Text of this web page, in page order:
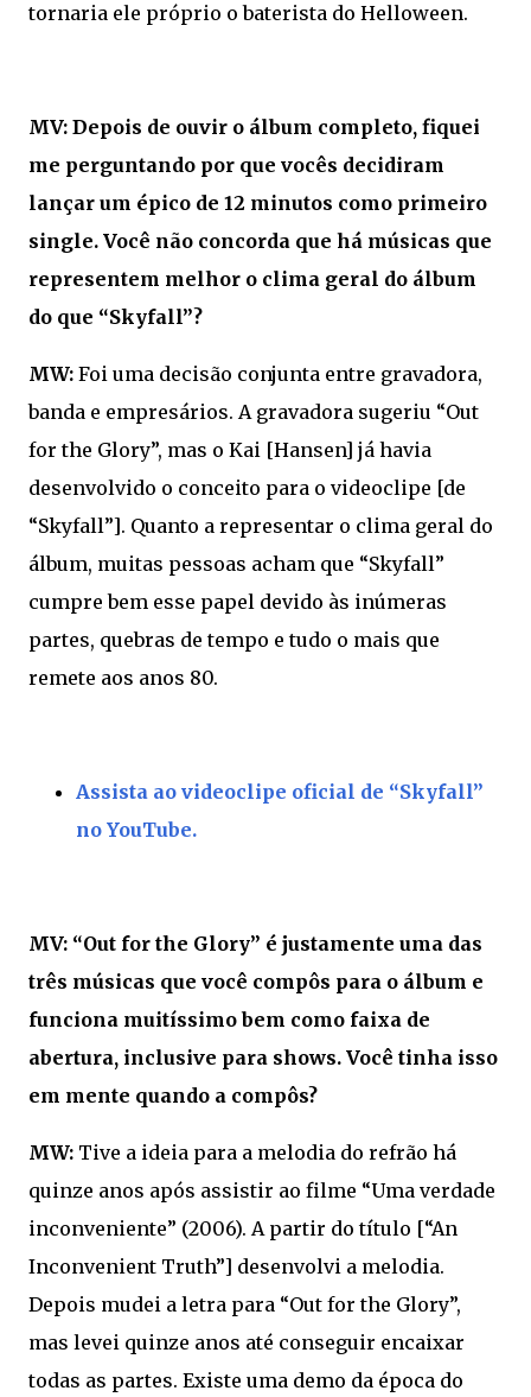
tornaria ele próprio o baterista do Helloween.
MV: Depois de ouvir o álbum completo, fiquei
me perguntando por que vocês decidiram
lançar um épico de 12 minutos como primeiro
single. Você não concorda que há músicas que
representem melhor o clima geral do álbum
do que “Skyfall”?
MW: Foi uma decisão conjunta entre gravadora,
banda e empresários. A gravadora sugeriu “Out
for the Glory”, mas o Kai [Hansen] já havia
desenvolvido o conceito para o videoclipe [de
“Skyfall”]. Quanto a representar o clima geral do
álbum, muitas pessoas acham que “Skyfall”
cumpre bem esse papel devido às inúmeras
partes, quebras de tempo e tudo o mais que
remete aos anos 80.
Assista ao videoclipe oficial de “Skyfall”
no YouTube.
MV: “Out for the Glory” é justamente uma das
três músicas que você compôs para o álbum e
funciona muitíssimo bem como faixa de
abertura, inclusive para shows. Você tinha isso
em mente quando a compôs?
MW: Tive a ideia para a melodia do refrão há
quinze anos após assistir ao filme “Uma verdade
inconveniente” (2006). A partir do título [“An
Inconvenient Truth”] desenvolvi a melodia.
Depois mudei a letra para “Out for the Glory”,
mas levei quinze anos até conseguir encaixar
todas as partes. Existe uma demo da época do